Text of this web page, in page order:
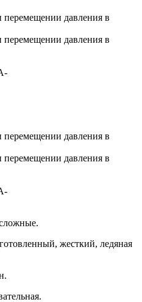
давления в
давления в
давления в
давления в
жесткий, ледяная